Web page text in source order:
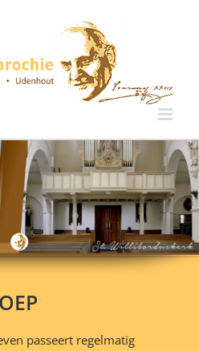
passeert regelmatig